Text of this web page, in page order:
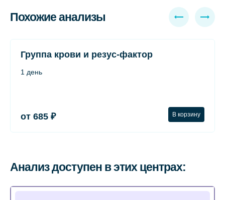
Похожие анализы
Группа крови и резус-фактор
1 день
от 685 ₽ В корзину
Анализ доступен в этих центрах: